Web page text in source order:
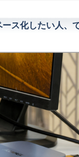
ス化したい人、